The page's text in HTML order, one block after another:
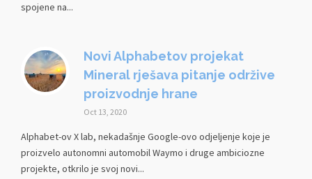
spojene na...
Novi Alphabetov projekat
Mineral rješava pitanje održive
proizvodnje hrane
Oct 13, 2020
Alphabet-ov X lab, nekadašnje Google-ovo odjeljenje koje je
proizvelo autonomni automobil Waymo i druge ambiciozne
projekte, otkrilo je svoj novi...